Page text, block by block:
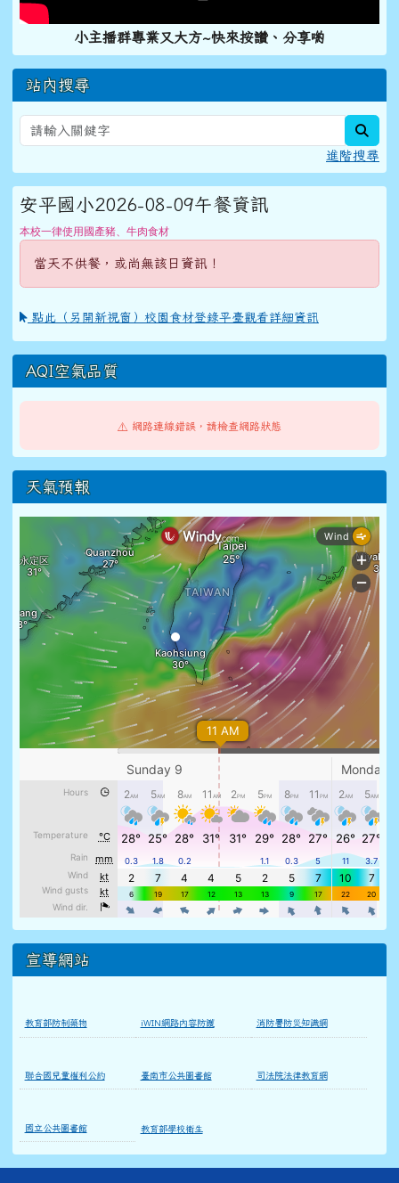
小主播群專業又大方~快來按讚、分享喲
站內搜尋
進階搜尋
安平國小2026-08-09午餐資訊
本校一律使用國產豬、牛肉食材
當天不供餐，或尚無該日資訊！
點此（另開新視窗）校園食材登錄平臺觀看詳細資訊
AQI空氣品質
⚠️ 網路連線錯誤，請檢查網路狀態
天氣預報
宣導網站
教育部防制藥物 iWIN網路內容防護 消防署防災知識網
聯合國兒童權利公約 臺南市公共圖書館 司法院法律教育網
國立公共圖書館 教育部學校衛生